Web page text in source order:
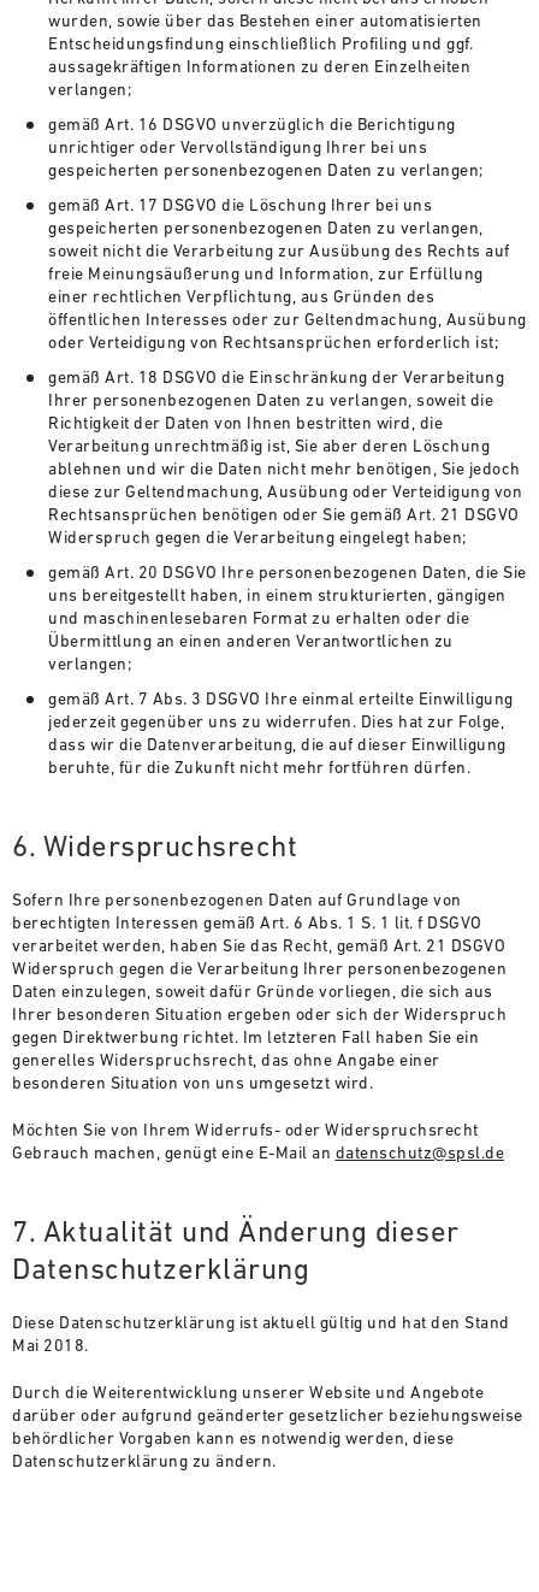
wurden, sowie über das Bestehen einer automatisierten
Entscheidungsfindung einschließlich Profiling und ggf.
aussagekräftigen Informationen zu deren Einzelheiten
verlangen;
gemäß Art. 16 DSGVO unverzüglich die Berichtigung
unrichtiger oder Vervollständigung Ihrer bei uns
gespeicherten personenbezogenen Daten zu verlangen;
gemäß Art. 17 DSGVO die Löschung Ihrer bei uns
gespeicherten personenbezogenen Daten zu verlangen,
soweit nicht die Verarbeitung zur Ausübung des Rechts auf
freie Meinungsäußerung und Information, zur Erfüllung
einer rechtlichen Verpflichtung, aus Gründen des
öffentlichen Interesses oder zur Geltendmachung, Ausübung
oder Verteidigung von Rechtsansprüchen erforderlich ist;
gemäß Art. 18 DSGVO die Einschränkung der Verarbeitung
Ihrer personenbezogenen Daten zu verlangen, soweit die
Richtigkeit der Daten von Ihnen bestritten wird, die
Verarbeitung unrechtmäßig ist, Sie aber deren Löschung
ablehnen und wir die Daten nicht mehr benötigen, Sie jedoch
diese zur Geltendmachung, Ausübung oder Verteidigung von
Rechtsansprüchen benötigen oder Sie gemäß Art. 21 DSGVO
Widerspruch gegen die Verarbeitung eingelegt haben;
gemäß Art. 20 DSGVO Ihre personenbezogenen Daten, die Sie
uns bereitgestellt haben, in einem strukturierten, gängigen
und maschinenlesebaren Format zu erhalten oder die
Übermittlung an einen anderen Verantwortlichen zu
verlangen;
gemäß Art. 7 Abs. 3 DSGVO Ihre einmal erteilte Einwilligung
jederzeit gegenüber uns zu widerrufen. Dies hat zur Folge,
dass wir die Datenverarbeitung, die auf dieser Einwilligung
beruhte, für die Zukunft nicht mehr fortführen dürfen.
6. Widerspruchsrecht
Sofern Ihre personenbezogenen Daten auf Grundlage von
berechtigten Interessen gemäß Art. 6 Abs. 1 S. 1 lit. f DSGVO
verarbeitet werden, haben Sie das Recht, gemäß Art. 21 DSGVO
Widerspruch gegen die Verarbeitung Ihrer personenbezogenen
Daten einzulegen, soweit dafür Gründe vorliegen, die sich aus
Ihrer besonderen Situation ergeben oder sich der Widerspruch
gegen Direktwerbung richtet. Im letzteren Fall haben Sie ein
generelles Widerspruchsrecht, das ohne Angabe einer
besonderen Situation von uns umgesetzt wird.
Möchten Sie von Ihrem Widerrufs- oder Widerspruchsrecht
Gebrauch machen, genügt eine E-Mail an datenschutz@spsl.de
7. Aktualität und Änderung dieser
Datenschutzerklärung
Diese Datenschutzerklärung ist aktuell gültig und hat den Stand
Mai 2018.
Durch die Weiterentwicklung unserer Website und Angebote
darüber oder aufgrund geänderter gesetzlicher beziehungsweise
behördlicher Vorgaben kann es notwendig werden, diese
Datenschutzerklärung zu ändern.